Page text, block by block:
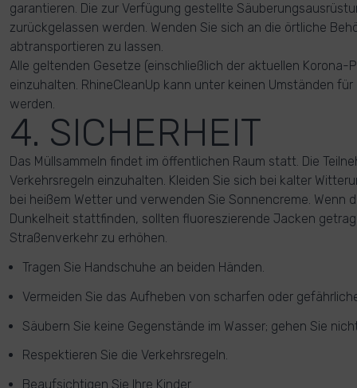
garantieren. Die zur Verfügung gestellte
zurückgelassen werden. Wenden Sie sich an die örtliche
abtransportieren zu lassen.
Alle geltenden Gesetze (einschließlich der aktuellen
einzuhalten. RhineCleanUp kann unter keinen Umständen
werden.
4. SICHERHEIT
Das Müllsammeln findet im öffentlichen Raum statt. Die
Verkehrsregeln einzuhalten. Kleiden Sie sich bei kalter
bei heißem Wetter und verwenden Sie Sonnencreme. Wenn
Dunkelheit stattfinden, sollten fluoreszierende Jacken
Straßenverkehr zu erhöhen.
Tragen Sie Handschuhe an beiden Händen.
Vermeiden Sie das Aufheben von scharfen oder
Säubern Sie keine Gegenstände im Wasser; gehen Sie
Respektieren Sie die Verkehrsregeln.
Beaufsichtigen Sie Ihre Kinder.